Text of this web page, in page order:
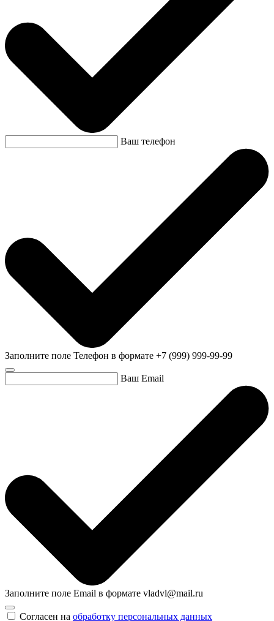
Ваш телефон
Заполните поле Телефон в формате +7 (999) 999-99-99
Ваш Email
Заполните поле Email в формате vladvl@mail.ru
Согласен на обработку персональных данных